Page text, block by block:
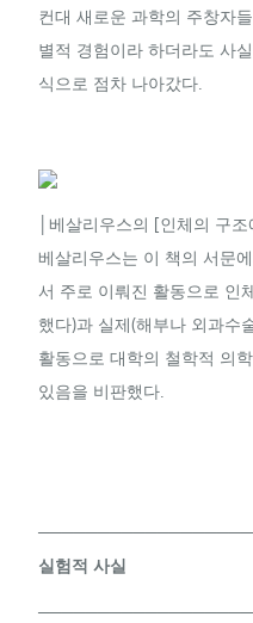
컨대 새로운 과학의 주창자
별적 경험이라 하더라도 사
식으로 점차 나아갔다.
│베살리우스의 [인체의 구
베살리우스는 이 책의 서문
서 주로 이뤄진 활동으로 인
했다)과 실제(해부나 외과수
활동으로 대학의 철학적 의
있음을 비판했다.
실험적 사실